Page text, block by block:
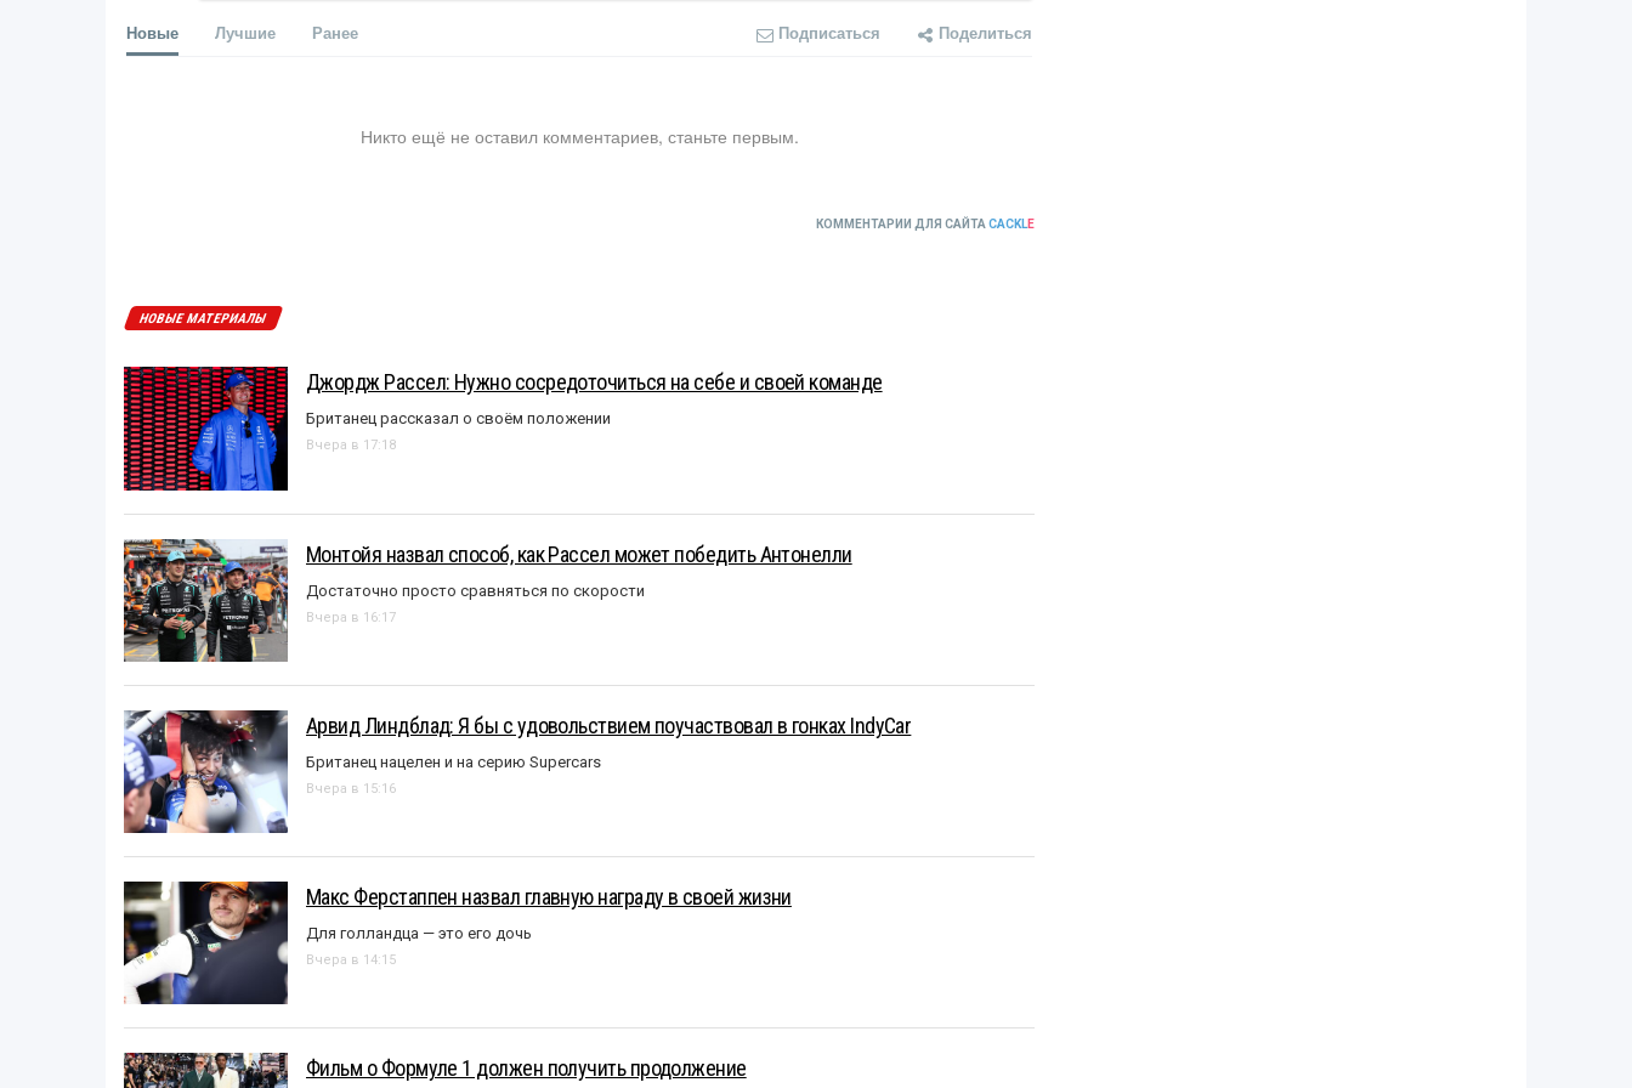
Новые Лучшие Ранее Подписаться Поделиться
Никто ещё не оставил комментариев, станьте первым.
КОММЕНТАРИИ ДЛЯ САЙТАCACKLE
НОВЫЕ МАТЕРИАЛЫ
Джордж Рассел: Нужно сосредоточиться на себе и своей команде
Британец рассказал о своём положении
Вчера в 17:18
Монтойя назвал способ, как Рассел может победить Антонелли
Достаточно просто сравняться по скорости
Вчера в 16:17
Арвид Линдблад: Я бы с удовольствием поучаствовал в гонках IndyCar
Британец нацелен и на серию Supercars
Вчера в 15:16
Макс Ферстаппен назвал главную награду в своей жизни
Для голландца — это его дочь
Вчера в 14:15
Фильм о Формуле 1 должен получить продолжение